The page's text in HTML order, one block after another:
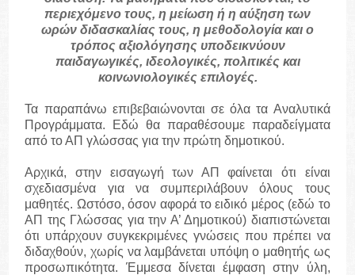
περιεχόμενο τους, η μείωση ή η αύξηση των
ωρών διδασκαλίας τους, η μεθοδολογία και ο
τρόπος αξιολόγησης υποδεικνύουν
παιδαγωγικές, ιδεολογικές, πολιτικές και
κοινωνιολογικές επιλογές.
Τα παραπάνω επιβεβαιώνονται σε όλα τα Αναλυτικά
Προγράμματα. Εδώ θα παραθέσουμε παραδείγματα
από το ΑΠ γλώσσας για την πρώτη δημοτικού.
Αρχικά, στην εισαγωγή των ΑΠ φαίνεται ότι είναι
σχεδιασμένα για να συμπεριλάβουν όλους τους
μαθητές. Ωστόσο, όσον αφορά το ειδικό μέρος (εδώ το
ΑΠ της Γλώσσας για την Α’ Δημοτικού) διαπιστώνεται
ότι υπάρχουν συγκεκριμένες γνώσεις που πρέπει να
διδαχθούν, χωρίς να λαμβάνεται υπόψη ο μαθητής ως
προσωπικότητα. Έμμεσα δίνεται έμφαση στην ύλη,